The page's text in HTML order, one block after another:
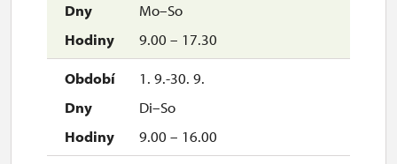
Mo–So
9.00 – 17.30
1. 9.-30. 9.
Di–So
9.00 – 16.00